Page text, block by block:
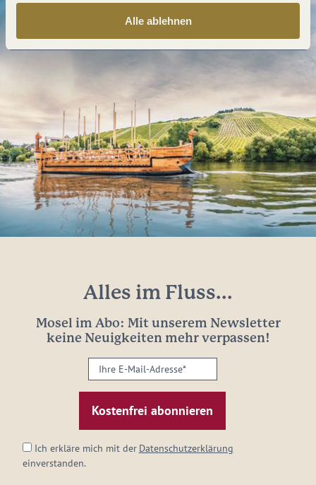
Alle ablehnen
Alles im Fluss...
Mosel im Abo: Mit unserem Newsletter
keine Neuigkeiten mehr verpassen!
Ihre
E-
Mail-
Adresse:
Ich erkläre mich mit der Datenschutzerklärung
einverstanden.